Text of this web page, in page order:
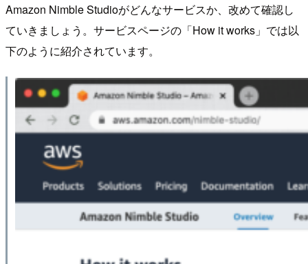
Amazon Nimble Studioがどんなサービスか、改めて確認し
ていきましょう。サービスページの「How it works」では以
下のように紹介されています。